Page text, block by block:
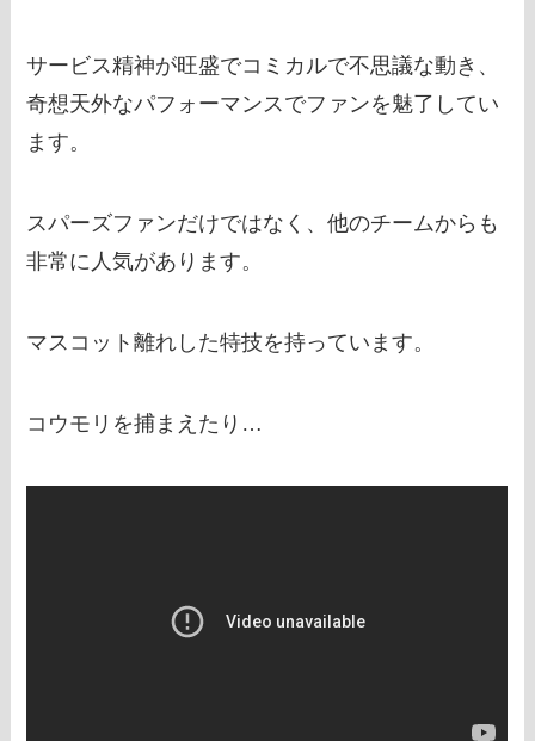
サービス精神が旺盛でコミカルで不思議な動き、
奇想天外なパフォーマンスでファンを魅了してい
ます。
スパーズファンだけではなく、他のチームからも
非常に人気があります。
マスコット離れした特技を持っています。
コウモリを捕まえたり…